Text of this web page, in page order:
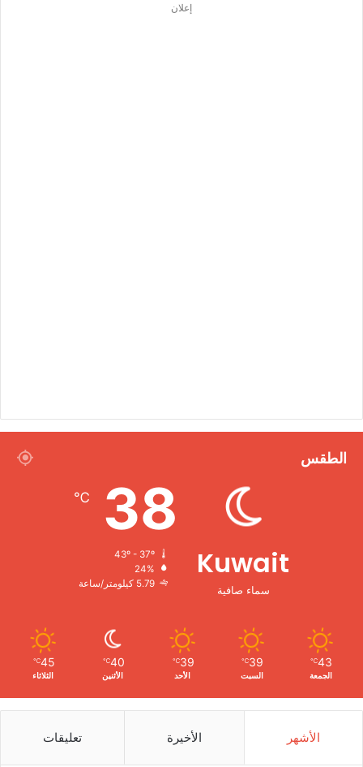
إعلان
الطقس
Kuwait
سماء صافية
38
℃
24%
5.79 كيلومتر/ساعة
43
℃
الجمعة
39
℃
السبت
39
℃
الأحد
40
℃
الأثنين
45
℃
الثلاثاء
الأشهر الأخيرة تعليقات